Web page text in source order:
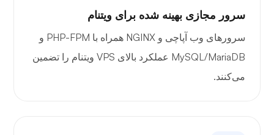
سرور مجازی بهینه شده برای ویتنام
سرورهای وب آپاچی و NGINX همراه با PHP-FPM و
MySQL/MariaDB عملکرد بالای VPS ویتنام را تضمین
می‌کنند.